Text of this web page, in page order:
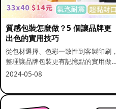
質感包裝怎麼做？5 個讓品牌更
出色的實用技巧
從包材選擇、色彩一致性到客製印刷，
整理讓品牌包裝更有記憶點的實用做
法。
2024-05-08